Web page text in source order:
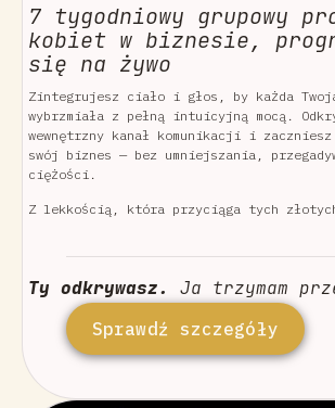
7 tygodniowy grupowy
kobiet w biznesie,
się na żywo
Zintegrujesz ciało i głos, by każda
wybrzmiała z pełną intuicyjną mocą.
wewnętrzny kanał komunikacji i zaczniesz
swój biznes — bez umniejszania,
ciężości.
Z lekkością, która przyciąga tych
Ty odkrywasz. Ja trzymam
Sprawdź szczegóły